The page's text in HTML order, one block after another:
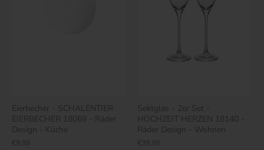
Eierbecher - SCHALENTIER
EIERBECHER 18069 - Räder
Design - Küche
€9,99
Sektglas - 2er Set -
HOCHZEIT HERZEN 18140 -
Räder Design - Wohnen
€39,99